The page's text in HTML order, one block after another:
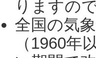
りますの
全国の気
（1960